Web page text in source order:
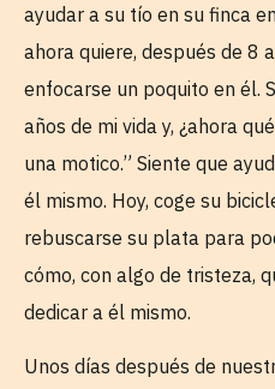
ayudar a su tío en su finca
ahora quiere, después de 8
enfocarse un poquito en él.
años de mi vida y, ¿ahora
una motico.” Siente que
él mismo. Hoy, coge su
rebuscarse su plata para
cómo, con algo de tristeza,
dedicar a él mismo.
Unos días después de